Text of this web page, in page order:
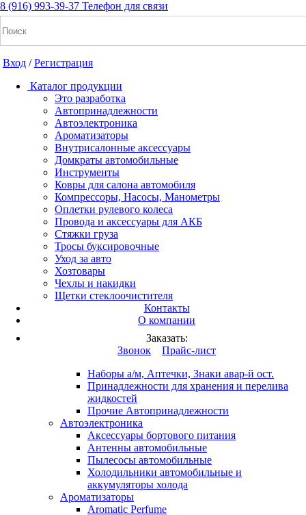
8 (916) 993-39-37 Телефон для связи
Вход /Регистрация
Каталог продукции
Это разработка
Автопринадлежности
Автоэлектроника
Ароматизаторы
Внутрисалонные аксессуары
Домкраты автомобильные
Инструменты
Ковры для салона автомобиля
Компрессоры, Насосы, Манометры
Оплетки рулевого колеса
Провода и аксессуары для АКБ
Стяжки груза
Тросы буксировочные
Уход за авто
Хозтовары
Чехлы и накидки
Щетки стеклоочистителя
Контакты
О компании
Заказать:
Звонок
Прайс-лист
+7(916) 993-39-37
Заказать звонок
Notice: Undefined index: cart_total in
/home/a/a2dm2020/a2dm.ru/public_html/wa-
cache/apps/shop/templates/compiled/shop_ru_RU/ad/3d/07/
on line 260 Notice: Trying to get property of non-object in
/home/a/a2dm2020/a2dm.ru/public_html/wa-
cache/apps/shop/templates/compiled/shop_ru_RU/ad/3d/07/
on line 260 0Р
Это разработка
Наборы а/м, Аптечки, Знаки авар-й ост.
Принадлежности для хранения и перелива
жидкостей
Прочие Автопринадлежности
Автоэлектроника
Аксессуары бортового питания
Антенны автомобильные
Пылесосы автомобильные
Холодильники автомобильные и
аккумуляторы холода
Ароматизаторы
Aromatic Perfume